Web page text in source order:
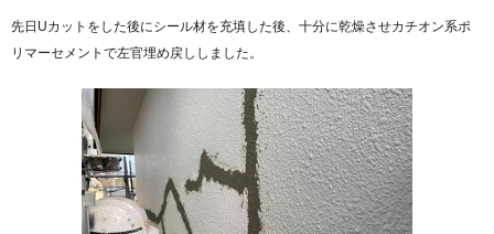
先日Uカットをした後にシール材を充填した後、十分に乾燥させカチオン系ポ
リマーセメントで左官埋め戻ししました。